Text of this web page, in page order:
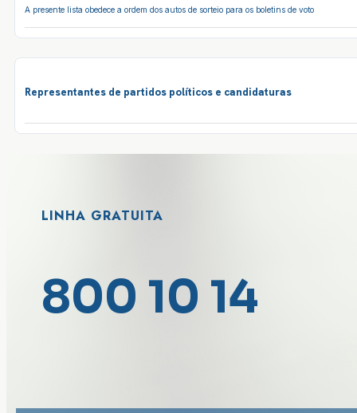
A presente lista obedece a ordem dos autos de sorteio para os boletins de voto
Representantes de partidos políticos e candidaturas
LINHA GRATUITA
800 10 14